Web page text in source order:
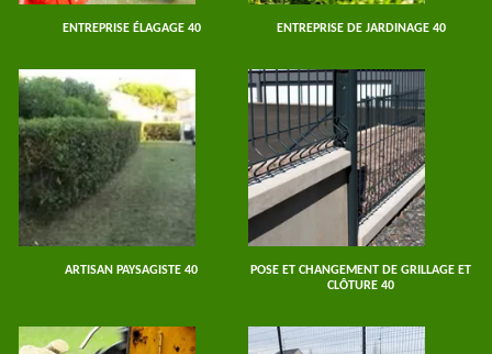
ENTREPRISE ÉLAGAGE 40 ENTREPRISE DE JARDINAGE 40
ARTISAN PAYSAGISTE 40
POSE ET CHANGEMENT DE GRILLAGE ET
CLÔTURE 40